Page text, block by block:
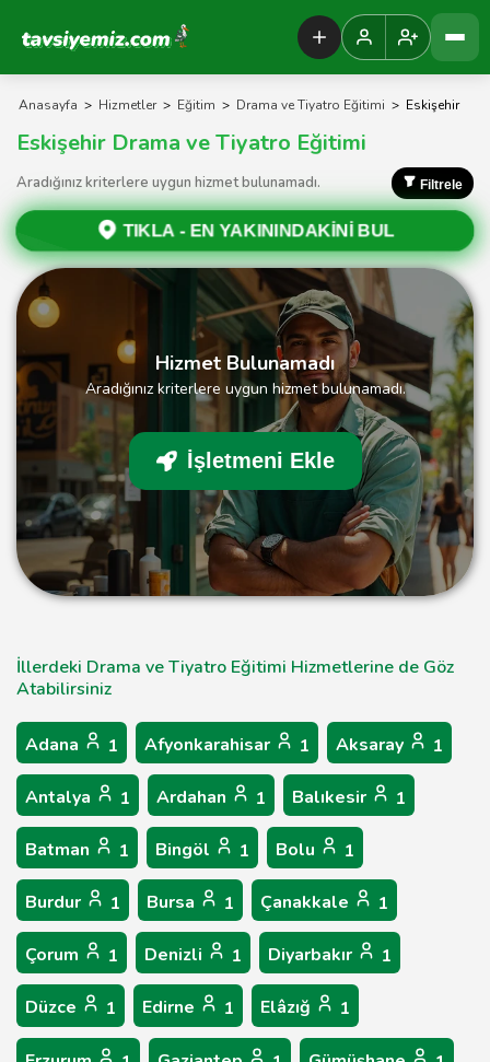
Tavsiyemiz Anasayfa
Anasayfa > Hizmetler > Eğitim > Drama ve Tiyatro Eğitimi > Eskişehir
Eskişehir Drama ve Tiyatro Eğitimi
Aradığınız kriterlere uygun hizmet bulunamadı. Filtrele
TIKLA - EN YAKININDAKİNİ BUL
Hizmet Bulunamadı
Aradığınız kriterlere uygun hizmet bulunamadı.
İşletmeni Ekle
İllerdeki Drama ve Tiyatro Eğitimi Hizmetlerine de Göz
Atabilirsiniz
Adana 1 Afyonkarahisar 1 Aksaray 1
Antalya 1 Ardahan 1 Balıkesir 1
Batman 1 Bingöl 1 Bolu 1
Burdur 1 Bursa 1 Çanakkale 1
Çorum 1 Denizli 1 Diyarbakır 1
Düzce 1 Edirne 1 Elâzığ 1